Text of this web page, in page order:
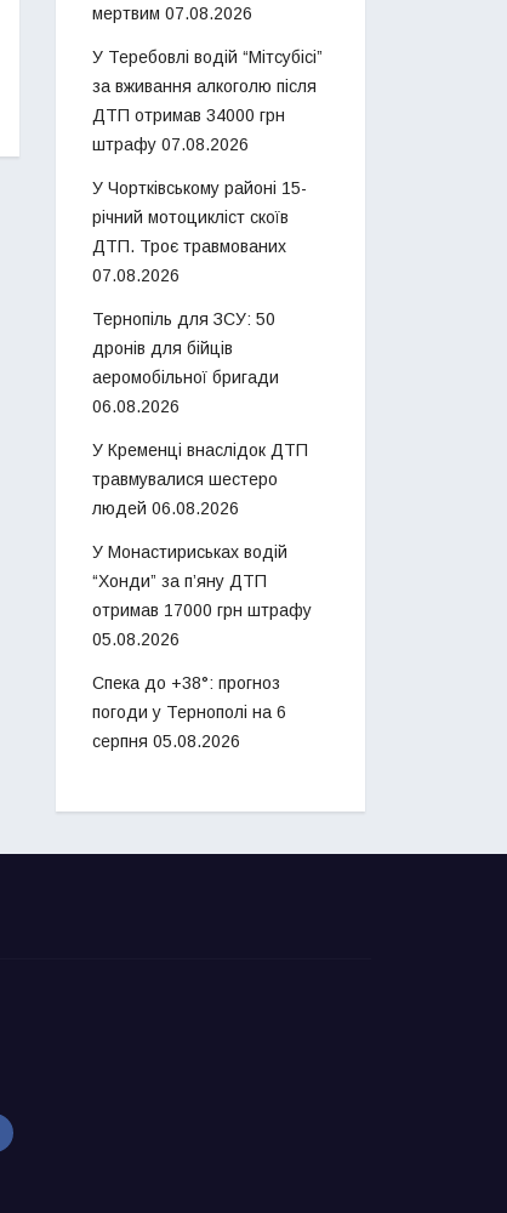
мертвим 07.08.2026
У Теребовлі водій “Мітсубісі”
за вживання алкоголю після
ДТП отримав 34000 грн
штрафу 07.08.2026
У Чортківському районі 15-
річний мотоцикліст скоїв
ДТП. Троє травмованих
07.08.2026
Тернопіль для ЗСУ: 50
дронів для бійців
аеромобільної бригади
06.08.2026
У Кременці внаслідок ДТП
травмувалися шестеро
людей 06.08.2026
У Монастириськах водій
“Хонди” за п’яну ДТП
отримав 17000 грн штрафу
05.08.2026
Спека до +38°: прогноз
погоди у Тернополі на 6
серпня 05.08.2026